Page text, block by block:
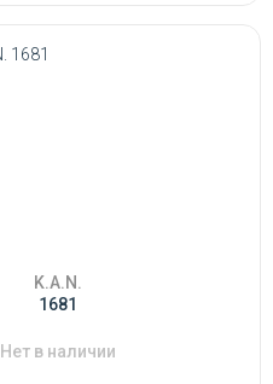
K.A.N.
1681
Нет в наличии